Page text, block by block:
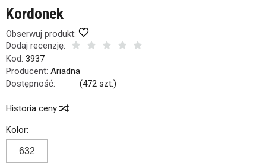
Kordonek
Obserwuj produkt:
Dodaj recenzję:
Kod: 3937
Producent: Ariadna
Dostępność:
(472 szt.)
Historia ceny
Kolor:
632